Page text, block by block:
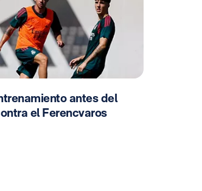
antes del
el Ferencvaros